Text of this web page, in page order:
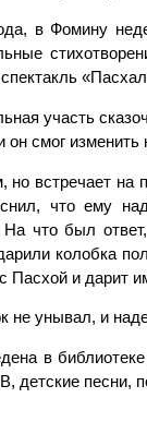
в Фомину
участь
смог изменить
но встречает на
что ему
На что был
колобка
Пасхой и дарит
не унывал, и
в
детские песни,